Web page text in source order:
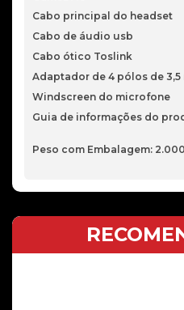
Cabo principal do headset
Cabo de áudio usb
Cabo ótico Toslink
Adaptador de 4 pólos de 3,5
Windscreen do microfone
Guia de informações do
Peso com Embalagem: 2.000